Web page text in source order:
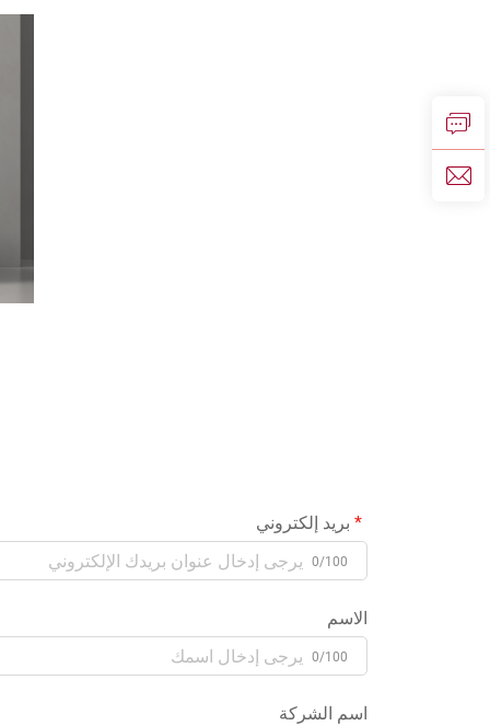
بريد إلكتروني
0/100
الاسم
0/100
اسم الشركة